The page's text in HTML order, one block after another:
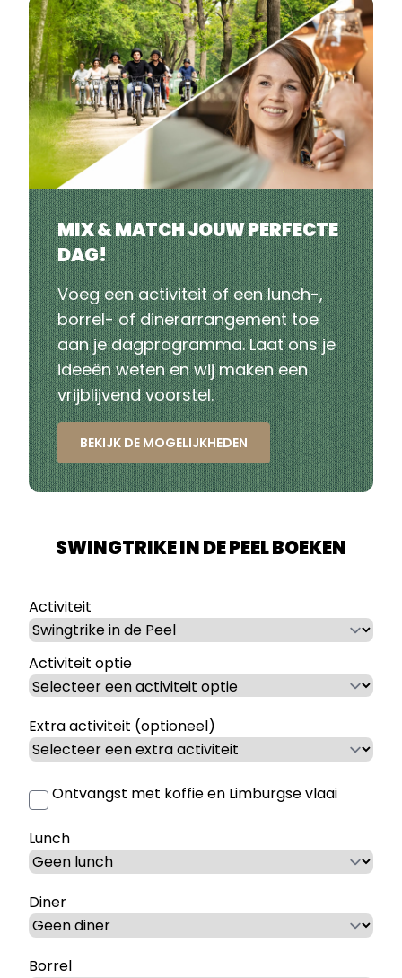
MIX & MATCH JOUW PERFECTE
DAG!
Voeg eenactiviteitof eenlunch-,
borrel- of dinerarrangementtoe
aan je dagprogramma. Laat ons je
ideeën weten en wij maken een
vrijblijvend voorstel.
BEKIJK DE MOGELIJKHEDEN
SWINGTRIKE IN DE PEEL BOEKEN
Activiteit
Activiteit optie
Extra activiteit (optioneel)
Ontvangst met koffie en Limburgse vlaai
Lunch
Diner
Borrel